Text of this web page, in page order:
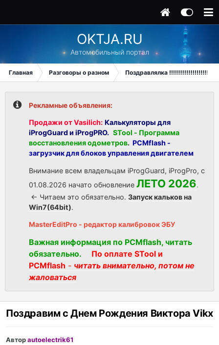
OKTJA.RU
Автомобильный портал
Главная Разговоры о разном Поздравлялка !!!!!!!!!!!!!!!!!!!!
Рекламные объявления:
Продажи от Vasilich: Калькуляторы для
iProgGuard и iProgPRO. STool - Программа
восстановления одометров. PCMflash -
загрузчик для блоков управления двигателем
Внимание всем владельцам iProgGuard, iProgPro, с
01.08.2026 начато обновление ЛЕТО 2026.
<- Читаем это обязательно. Запуск кальков на
Win7(64bit).
MasterEditPro - редактор калибровок ЭБУ
Важная информация по PCMflash, читать
обязательно.
По оплате STool и
PCMflash - читать внимательно, потом не
жаловаться
Поздравим с Днем Рождения Виктора Vikx
Авторautoelectrik61